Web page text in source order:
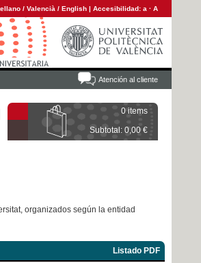
/ Valencià / English | Accesibilidad: a · A
Atención al cliente
0 items
Subtotal: 0,00 €
organizados según la entidad
Listado PDF